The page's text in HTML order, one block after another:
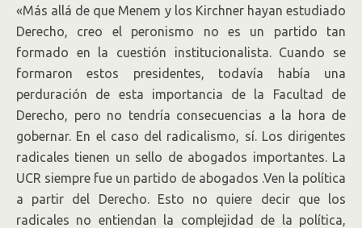
«Más allá de que Menem y los Kirchner hayan estudiado
Derecho, creo el peronismo no es un partido tan
formado en la cuestión institucionalista. Cuando se
formaron estos presidentes, todavía había una
perduración de esta importancia de la Facultad de
Derecho, pero no tendría consecuencias a la hora de
gobernar. En el caso del radicalismo, sí. Los dirigentes
radicales tienen un sello de abogados importantes. La
UCR siempre fue un partido de abogados .Ven la política
a partir del Derecho. Esto no quiere decir que los
radicales no entiendan la complejidad de la política,